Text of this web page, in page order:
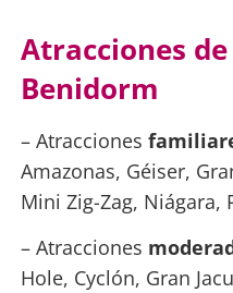
Atracciones
Benidorm
– Atracciones
Amazonas, Géiser,
Mini Zig-Zag, Niágara,
– Atracciones
Hole, Cyclón, Gran